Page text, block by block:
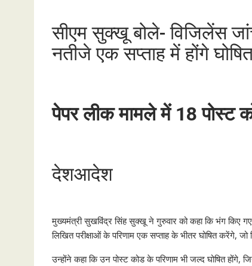
सीएम सुक्खू बोले- विजिलेंस
नतीजे एक सप्ताह में होंगे
पेपर लीक मामले में 18 पोस्ट
देशआदेश
मुख्यमंत्री सुखविंद्र सिंह सुक्खू ने गुरुवार को कहा कि भंग किए
लिखित परीक्षाओं के परिणाम एक सप्ताह के भीतर घोषित करेंगे,
उन्होंने कहा कि उन पोस्ट कोड के परिणाम भी जल्द घोषित होंगे,